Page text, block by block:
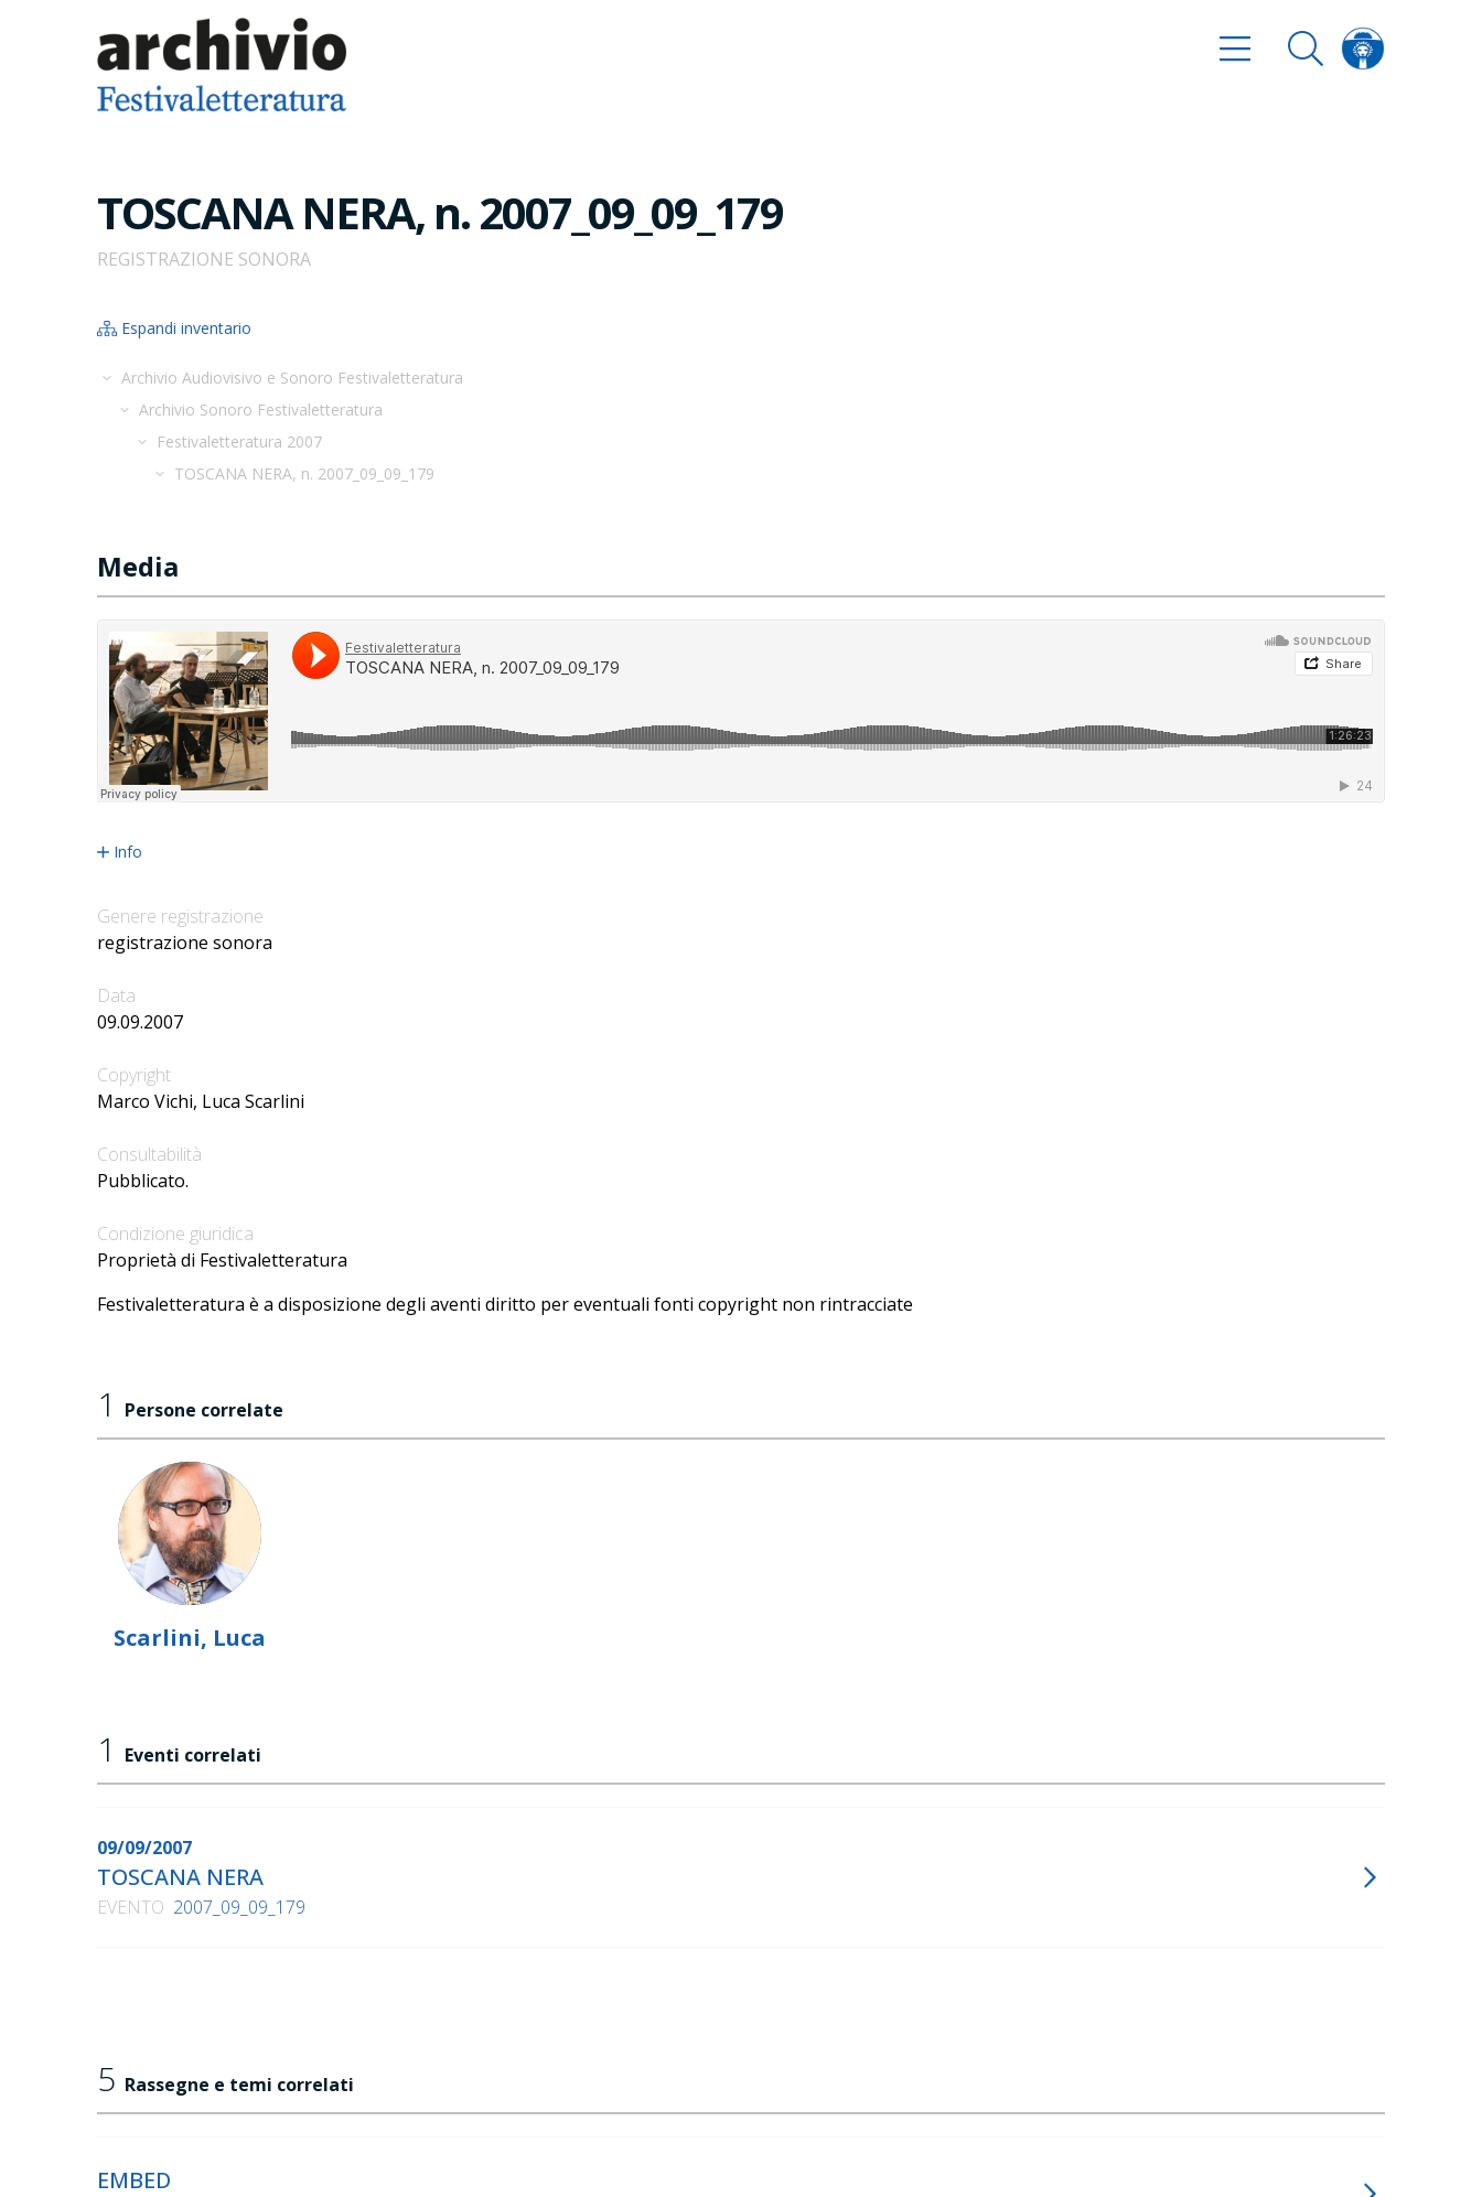
TOSCANA NERA, n. 2007_09_09_179
REGISTRAZIONE SONORA
Espandi inventario
Archivio Audiovisivo e Sonoro Festivaletteratura
Archivio Sonoro Festivaletteratura
Festivaletteratura 2007
TOSCANA NERA, n. 2007_09_09_179
Media
Info
Genere registrazione
registrazione sonora
Data
09.09.2007
Copyright
Marco Vichi, Luca Scarlini
Consultabilità
Pubblicato.
Condizione giuridica
Proprietà di Festivaletteratura
Festivaletteratura è a disposizione degli aventi diritto per eventuali fonti copyright non rintracciate
1 Persone correlate
Scarlini, Luca
1 Eventi correlati
09/09/2007
TOSCANA NERA
EVENTO 2007_09_09_179
5 Rassegne e temi correlati
EMBED